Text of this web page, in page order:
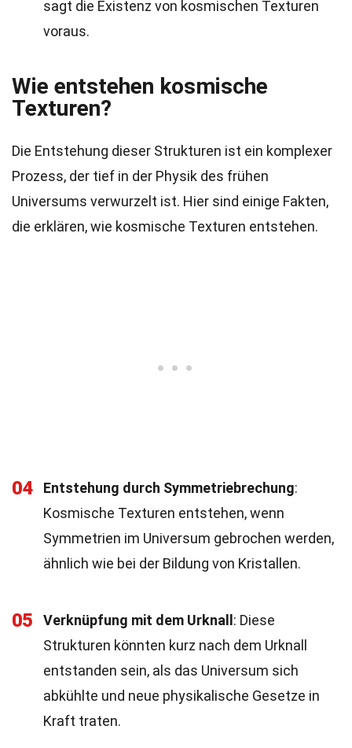
sagt die Existenz von kosmischen Texturen
voraus.
Wie entstehen kosmische
Texturen?
Die Entstehung dieser Strukturen ist ein komplexer
Prozess, der tief in der Physik des frühen
Universums verwurzelt ist. Hier sind einige Fakten,
die erklären, wie kosmische Texturen entstehen.
04 Entstehung durch Symmetriebrechung:
Kosmische Texturen entstehen, wenn
Symmetrien im Universum gebrochen werden,
ähnlich wie bei der Bildung von Kristallen.
05 Verknüpfung mit dem Urknall : Diese
Strukturen könnten kurz nach dem Urknall
entstanden sein, als das Universum sich
abkühlte und neue physikalische Gesetze in
Kraft traten.